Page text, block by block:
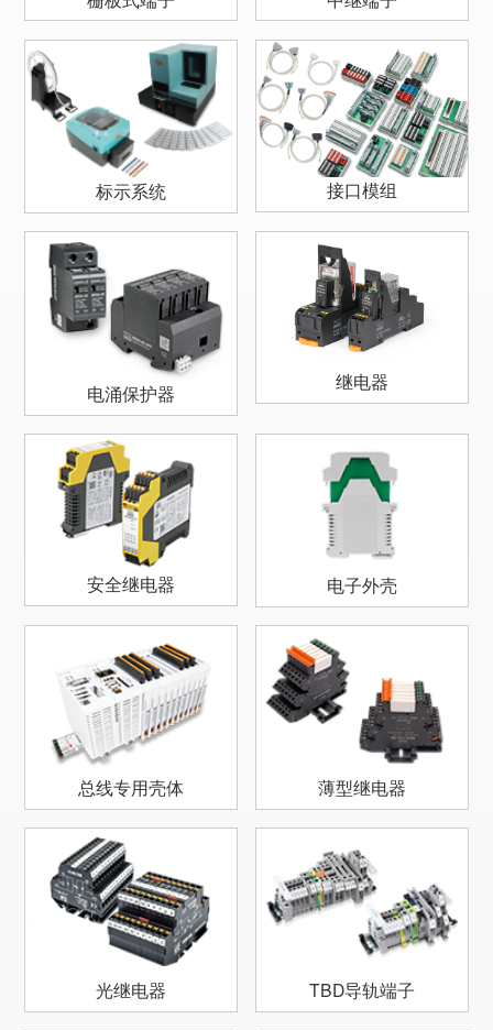
标示系统 接口模组
电涌保护器 继电器
安全继电器 电子外壳
总线专用壳体 薄型继电器
光继电器 TBD导轨端子